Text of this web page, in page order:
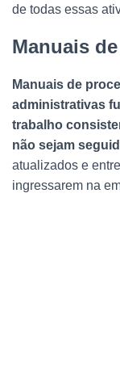
de todas essas
Manuais
Manuais de
administrativas
trabalho
não sejam
atualizados e
ingressarem na